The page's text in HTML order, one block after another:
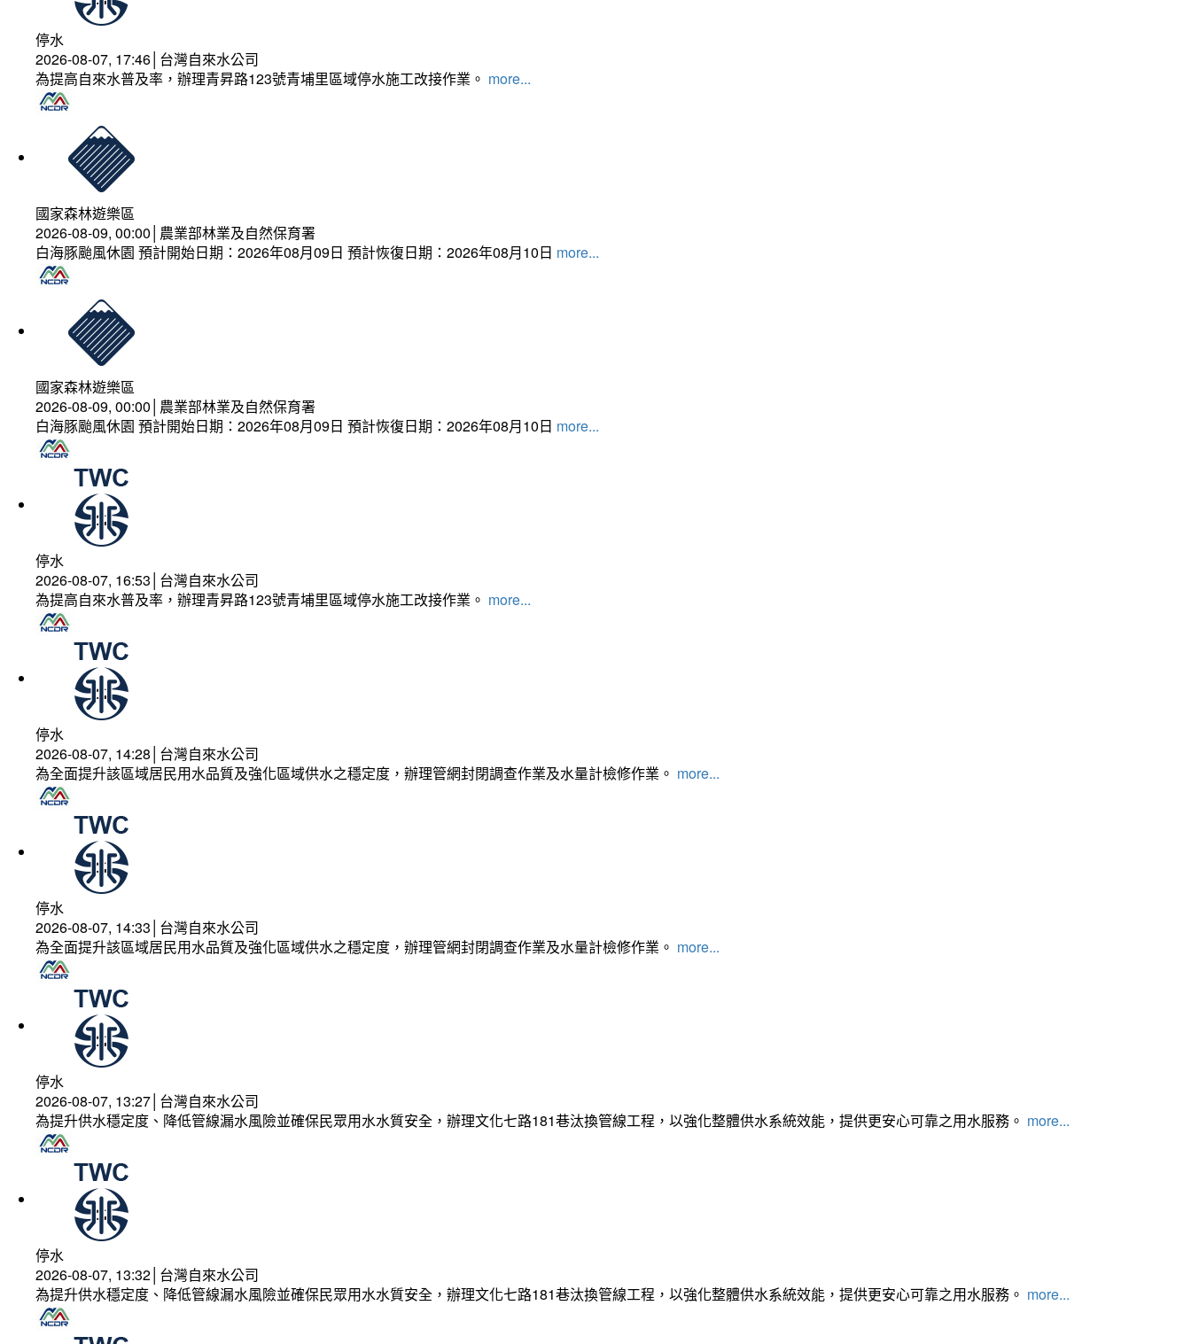
停水
2026-08-07, 17:46│台灣自來水公司
為提高自來水普及率，辦理青昇路123號青埔里區域停水施工改接作業。 more...
國家森林遊樂區
2026-08-09, 00:00│農業部林業及自然保育署
白海豚颱風休園 預計開始日期：2026年08月09日 預計恢復日期：2026年08月10日 more...
國家森林遊樂區
2026-08-09, 00:00│農業部林業及自然保育署
白海豚颱風休園 預計開始日期：2026年08月09日 預計恢復日期：2026年08月10日 more...
停水
2026-08-07, 16:53│台灣自來水公司
為提高自來水普及率，辦理青昇路123號青埔里區域停水施工改接作業。 more...
停水
2026-08-07, 14:28│台灣自來水公司
為全面提升該區域居民用水品質及強化區域供水之穩定度，辦理管網封閉調查作業及水量計檢修作業。 more...
停水
2026-08-07, 14:33│台灣自來水公司
為全面提升該區域居民用水品質及強化區域供水之穩定度，辦理管網封閉調查作業及水量計檢修作業。 more...
停水
2026-08-07, 13:27│台灣自來水公司
為提升供水穩定度、降低管線漏水風險並確保民眾用水水質安全，辦理文化七路181巷汰換管線工程，以強化整體供水系統效能，提供更安心可靠之用水服務。 more...
停水
2026-08-07, 13:32│台灣自來水公司
為提升供水穩定度、降低管線漏水風險並確保民眾用水水質安全，辦理文化七路181巷汰換管線工程，以強化整體供水系統效能，提供更安心可靠之用水服務。 more...